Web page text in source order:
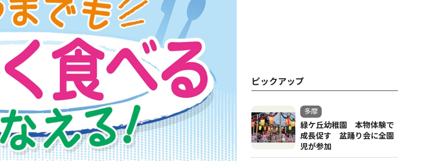
ピックアップ
多摩
緑ケ丘幼稚園 本物体験で
成長促す 盆踊り会に全園
児が参加